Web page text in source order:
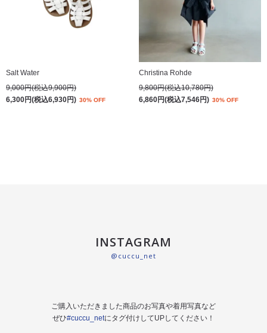
Salt Water
9,000円(税込9,900円)
6,300円(税込6,930円) 30% OFF
Christina Rohde
9,800円(税込10,780円)
6,860円(税込7,546円) 30% OFF
INSTAGRAM
@cuccu_net
ご購入いただきました商品のお写真や着用写真など
ぜひ#cuccu_netにタグ付けしてUPしてください！